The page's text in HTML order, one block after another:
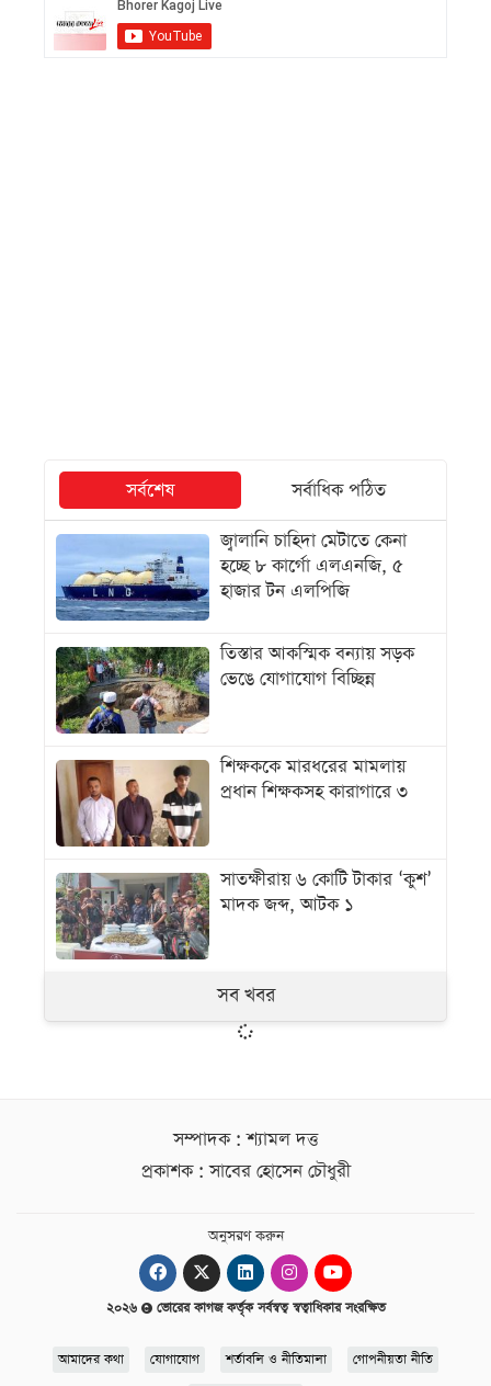
সর্বশেষ
সর্বাধিক পঠিত
জ্বালানি চাহিদা মেটাতে কেনা
হচ্ছে ৮ কার্গো এলএনজি, ৫
হাজার টন এলপিজি
তিস্তার আকস্মিক বন্যায় সড়ক
ভেঙে যোগাযোগ বিচ্ছিন্ন
শিক্ষককে মারধরের মামলায়
প্রধান শিক্ষকসহ কারাগারে ৩
সাতক্ষীরায় ৬ কোটি টাকার ‘কুশ’
মাদক জব্দ, আটক ১
সব খবর
সম্পাদক : শ্যামল দত্ত
প্রকাশক : সাবের হোসেন চৌধুরী
অনুসরণ করুন
২০২৬ ভোরের কাগজ কর্তৃক সর্বস্বত্ব স্বত্বাধিকার সংরক্ষিত
আমাদের কথা যোগাযোগ শর্তাবলি ও নীতিমালা গোপনীয়তা নীতি